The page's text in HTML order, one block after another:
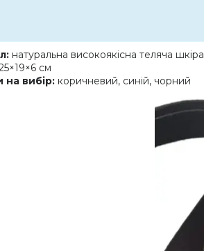
натуральна високоякісна теляча шкіра
см
на вибір: коричневий, синій, чорний